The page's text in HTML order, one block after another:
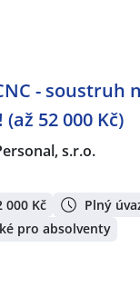
- soustruh
52 000 Kč)
s.r.o.
000 Kč
Plný
pro absolventy